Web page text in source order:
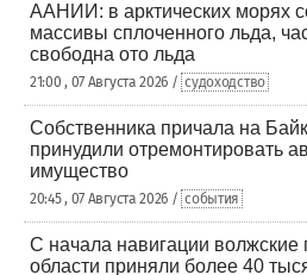
ААНИИ: в арктических морях
массивы сплоченного льда,
свободна ото льда
21:00 , 07 Августа 2026 / судоходство
Собственника причала на
принудили отремонтировать
имущество
20:45 , 07 Августа 2026 / события
С начала навигации волжские
области приняли более 40